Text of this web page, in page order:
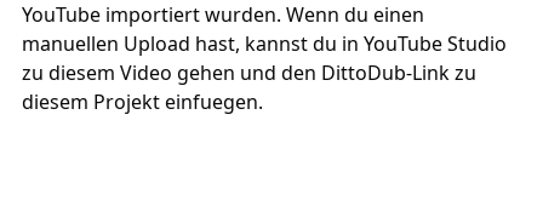
YouTube importiert wurden. Wenn du einen
manuellen Upload hast, kannst du in YouTube Studio
zu diesem Video gehen und den DittoDub-Link zu
diesem Projekt einfuegen.